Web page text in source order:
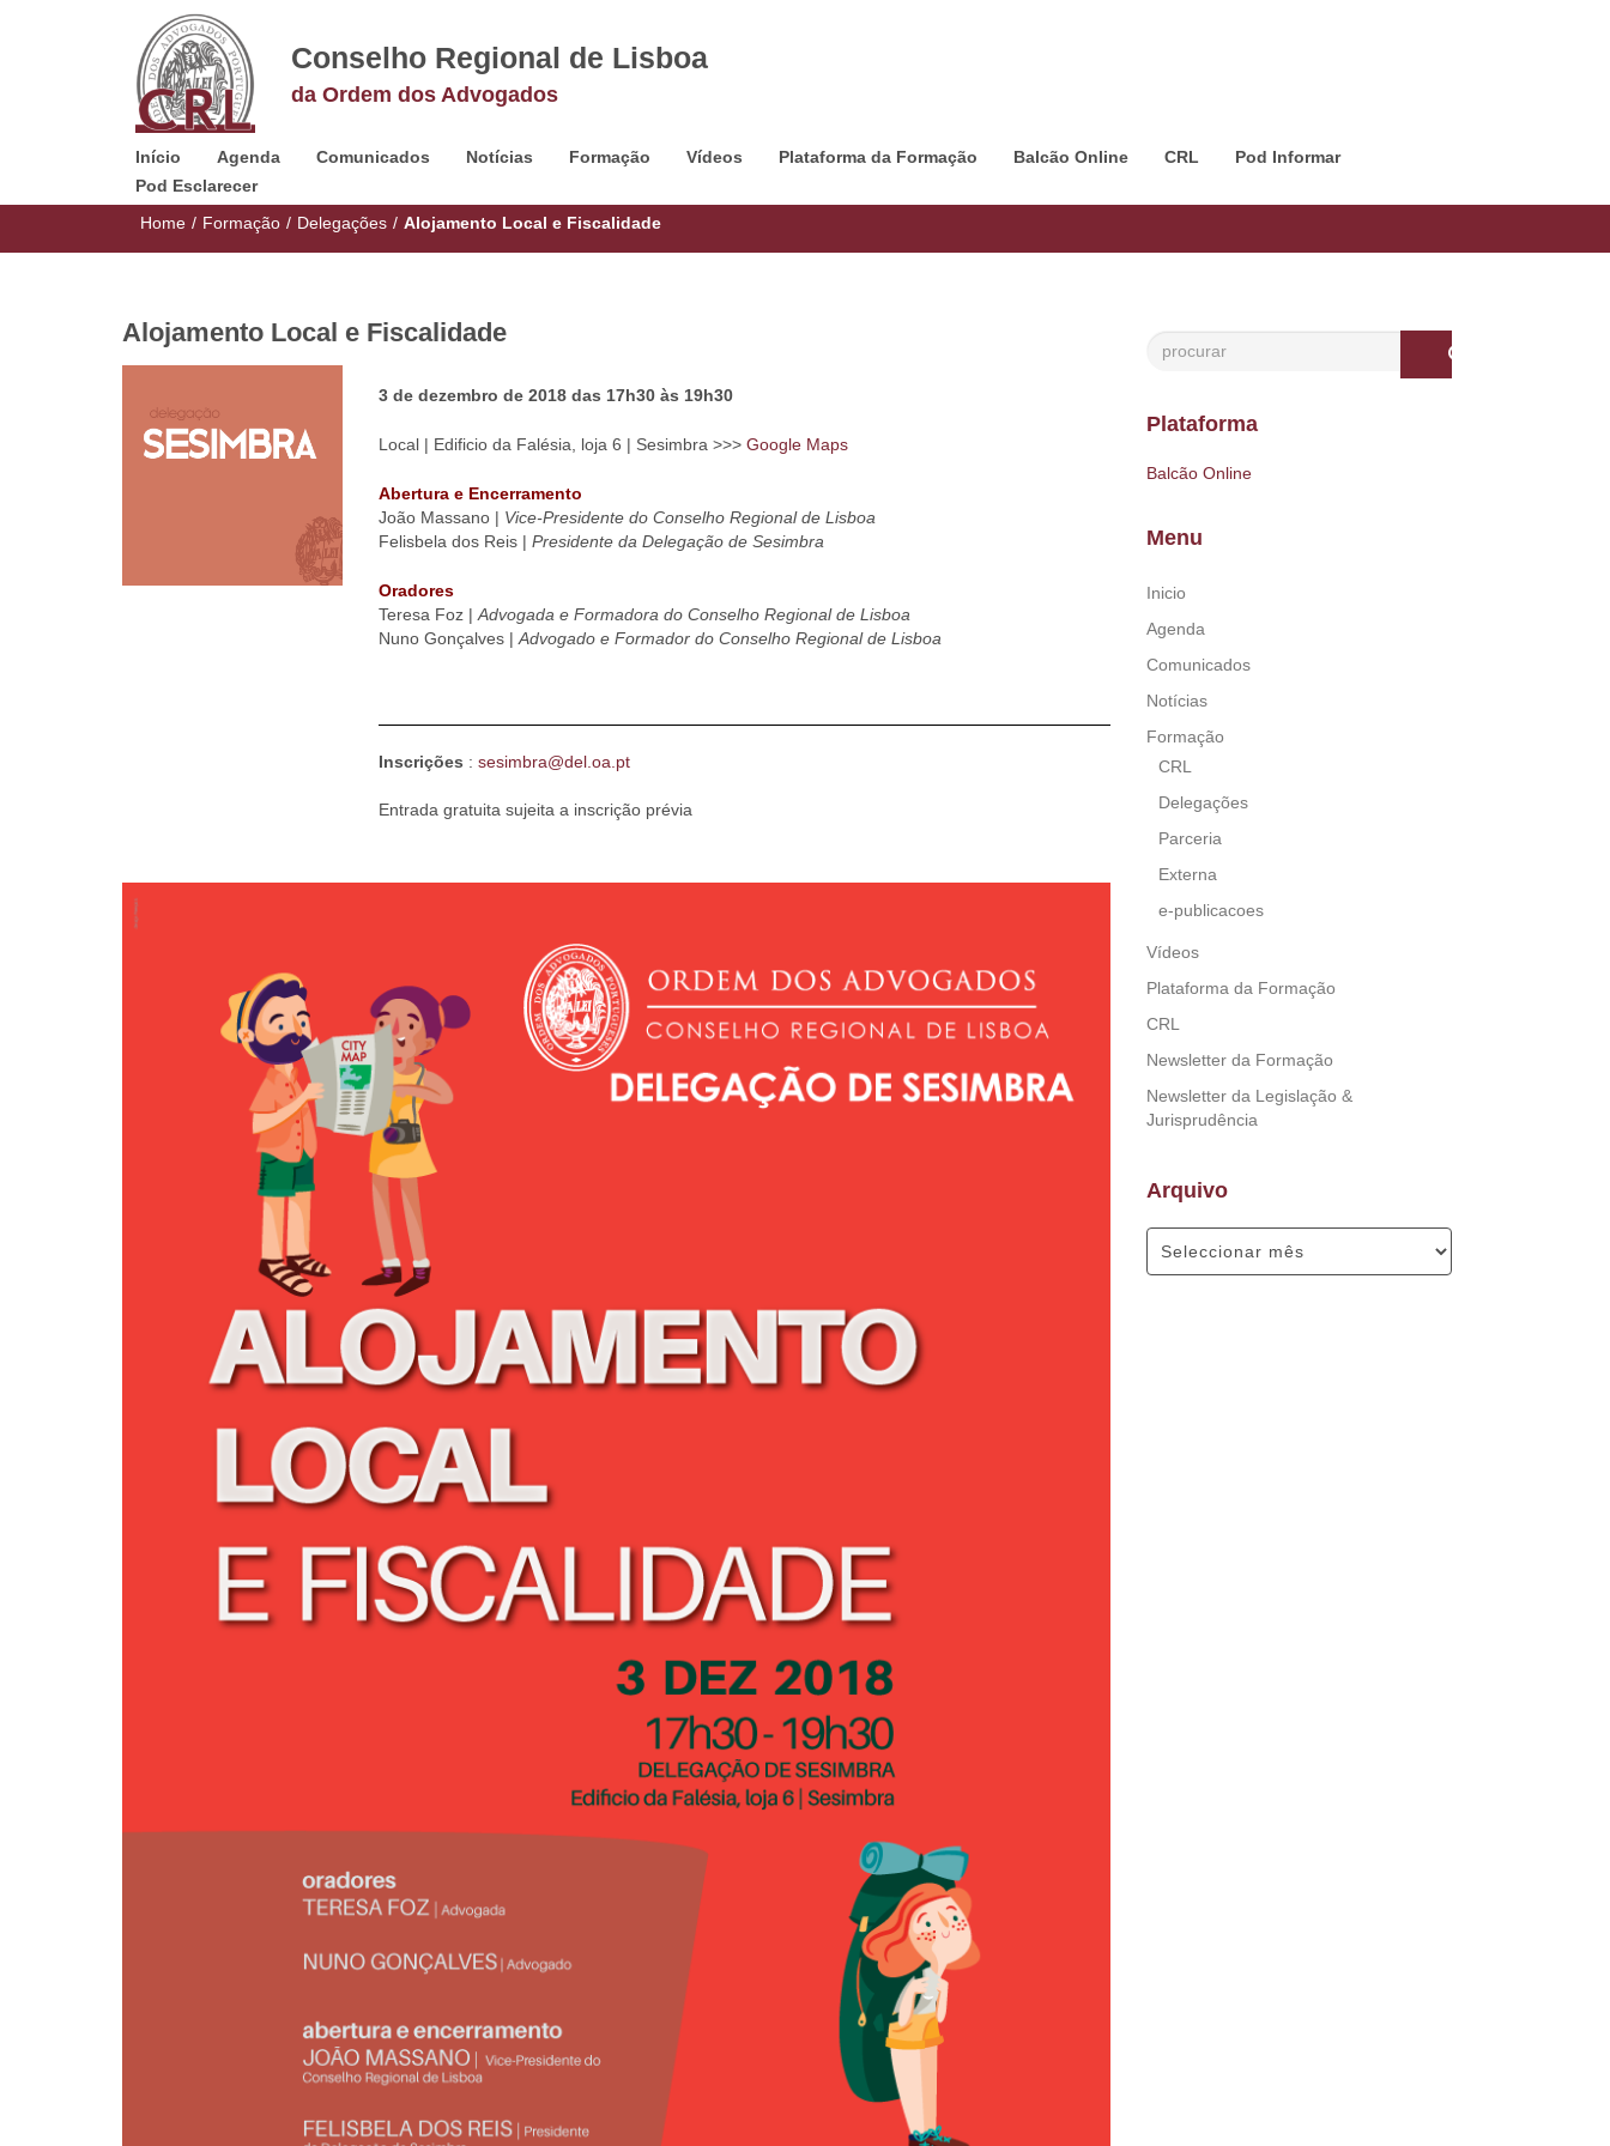
Conselho Regional de Lisboa
da Ordem dos Advogados
Início Agenda Comunicados Notícias Formação Vídeos Plataforma da Formação Balcão Online CRL
Pod Informar
Pod Esclarecer
Home / Formação / Delegações / Alojamento Local e Fiscalidade
Alojamento Local e Fiscalidade
3 de dezembro de 2018 das 17h30 às 19h30
Local | Edificio da Falésia, loja 6 | Sesimbra >>> Google Maps
Abertura e Encerramento
João Massano | Vice-Presidente do Conselho Regional de Lisboa
Felisbela dos Reis | Presidente da Delegação de Sesimbra
Oradores
Teresa Foz | Advogada e Formadora do Conselho Regional de Lisboa
Nuno Gonçalves | Advogado e Formador do Conselho Regional de Lisboa
Inscrições : sesimbra@del.oa.pt
Entrada gratuita sujeita a inscrição prévia
Plataforma
Balcão Online
Menu
Inicio
Agenda
Comunicados
Notícias
Formação
CRL
Delegações
Parceria
Externa
e-publicacoes
Vídeos
Plataforma da Formação
CRL
Newsletter da Formação
Newsletter da Legislação &
Jurisprudência
Arquivo